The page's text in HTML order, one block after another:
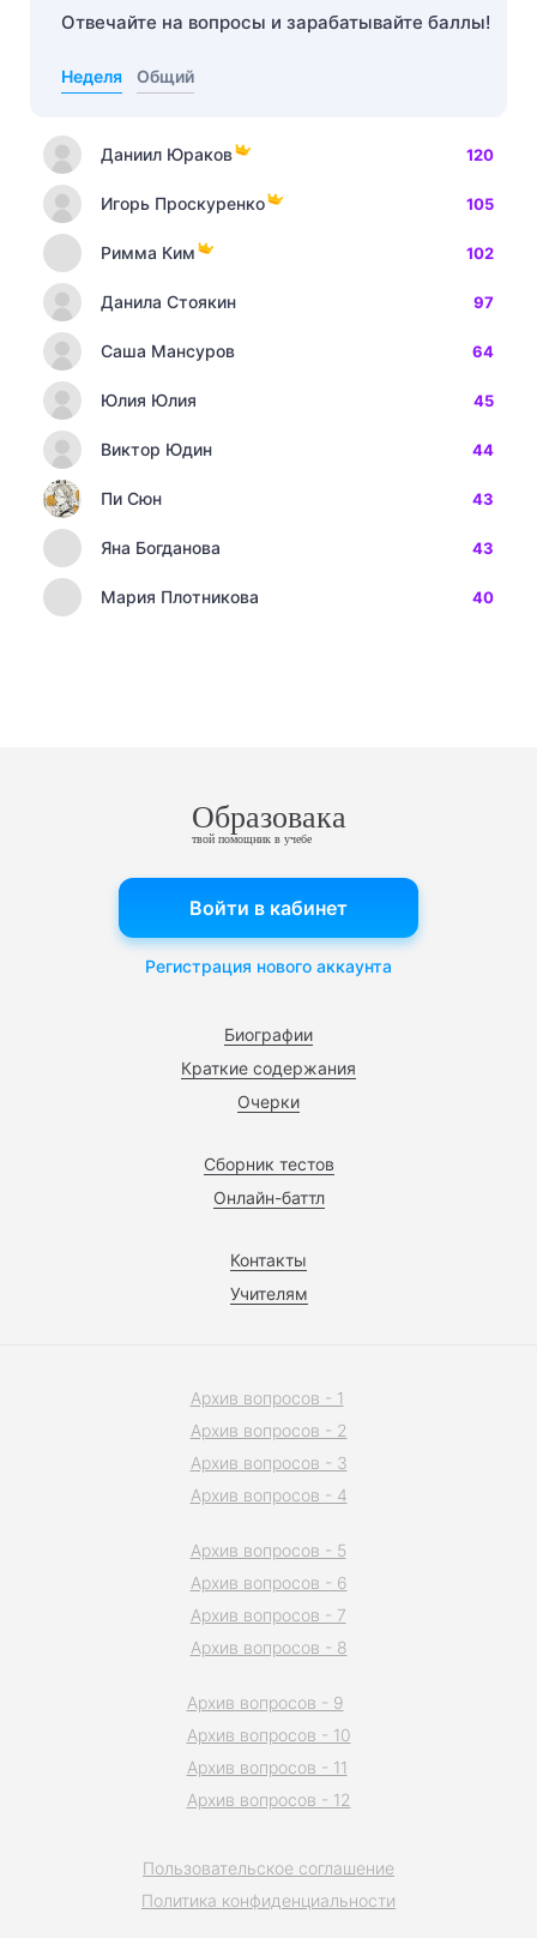
Отвечайте на вопросы и зарабатывайте баллы!
Неделя Общий
Даниил Юраков 120
Игорь Проскуренко 105
Римма Ким 102
Данила Стоякин 97
Саша Мансуров 64
Юлия Юлия 45
Виктор Юдин 44
Пи Сюн 43
Яна Богданова 43
Мария Плотникова 40
Образовака
твой помощник в учебе
Биографии
Краткие содержания
Очерки
Сборник тестов
Онлайн-баттл
Контакты
Учителям
Войти в кабинет
Регистрация нового аккаунта
Пользовательское соглашение
Политика конфиденциальности
Архив вопросов - 1
Архив вопросов - 2
Архив вопросов - 3
Архив вопросов - 4
Архив вопросов - 5
Архив вопросов - 6
Архив вопросов - 7
Архив вопросов - 8
Архив вопросов - 9
Архив вопросов - 10
Архив вопросов - 11
Архив вопросов - 12